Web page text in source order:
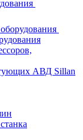
АВД Sillan